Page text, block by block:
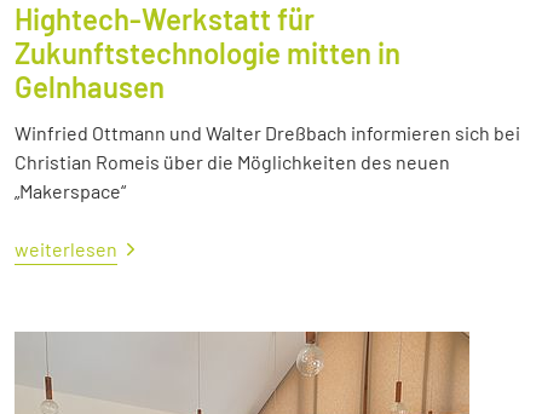
Hightech-Werkstatt für
Zukunftstechnologie mitten in
Gelnhausen
Winfried Ottmann und Walter Dreßbach informieren sich bei
Christian Romeis über die Möglichkeiten des neuen
„Makerspace“
weiterlesen